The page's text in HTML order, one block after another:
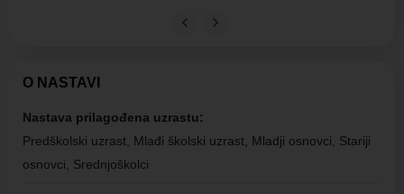
O NASTAVI
Nastava prilagođena uzrastu:
Predškolski uzrast, Mlađi školski uzrast, Mladji osnovci, Stariji
osnovci, Srednjoškolci